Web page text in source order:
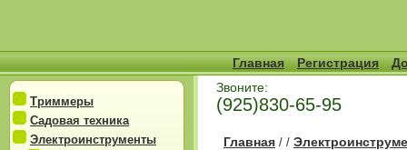
Главная Регистрация
Триммеры
Садовая техника
Электроинструменты
Звоните:
(925)830-65-95
Главная / /